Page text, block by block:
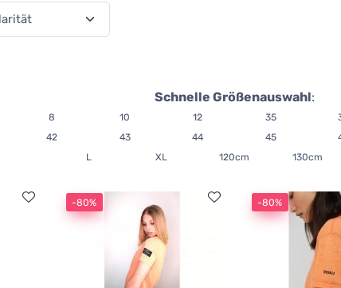
Schnelle Größenauswahl:
8 10 12 35
42 43 44 45
L
XL 120cm 130cm
-80% -80%